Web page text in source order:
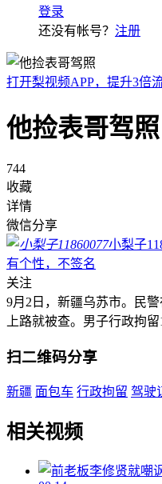
登录
还没有帐号？ 注册
打开梨视频APP，提升3倍
他捡表哥驾
744
收藏
详情
微信分享
小梨子
有个性，不签名
关注
9月2日，新疆乌苏市。民
上路就被查。男子行政拘留
扫二维码分享
新疆 面包车 行政拘留 驾驶
相关视频